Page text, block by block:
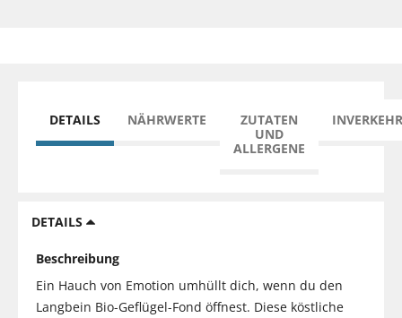
DETAILS NÄHRWERTE
ZUTATEN
UND
ALLERGENE
DETAILS
Beschreibung
Ein Hauch von Emotion umhüllt dich, wenn du den
Langbein Bio-Geflügel-Fond öffnest. Diese köstliche